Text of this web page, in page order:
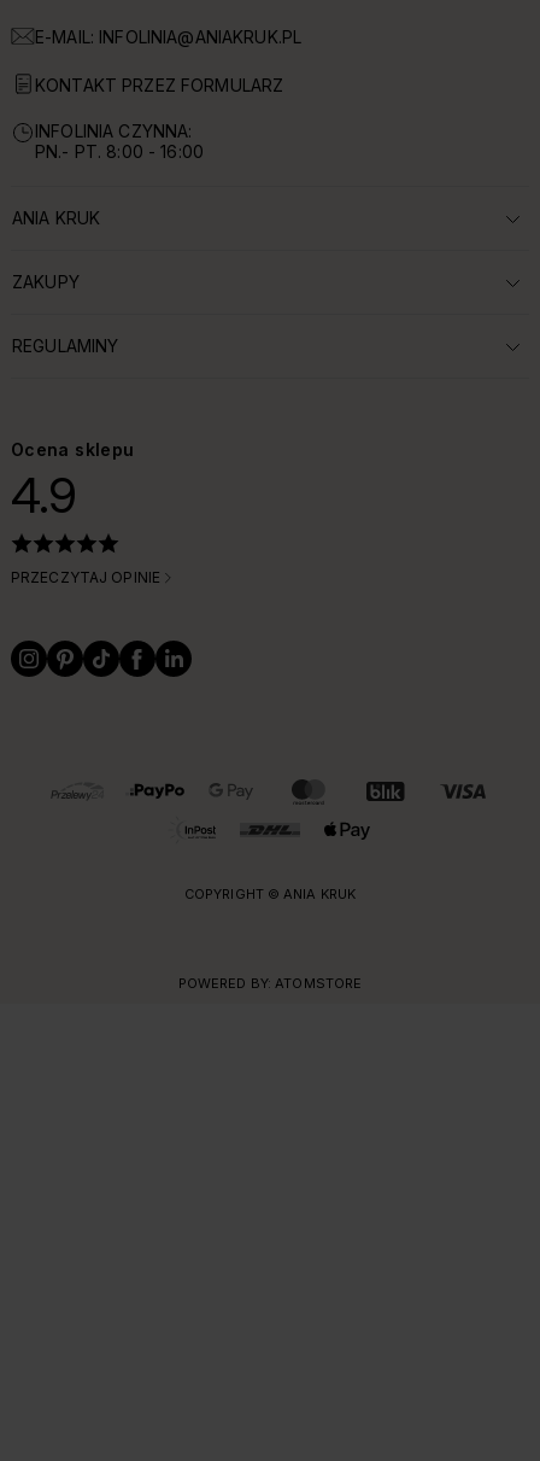
E-MAIL: INFOLINIA@ANIAKRUK.PL
KONTAKT PRZEZ FORMULARZ
INFOLINIA CZYNNA:
PN.- PT. 8:00 - 16:00
ROZWIŃ SEKCJĘ:
ANIA KRUK
ROZWIŃ SEKCJĘ:
ZAKUPY
ROZWIŃ SEKCJĘ:
REGULAMINY
Ocena sklepu
4.9
PRZECZYTAJ OPINIE
OBSŁUGIWANE FORMY PŁATNOŚCI I DOSTAWY
COPYRIGHT © ANIA KRUK
POWERED BY: ATOMSTORE